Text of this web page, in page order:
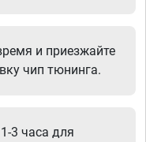
и приезжайте
чип тюнинга.
3 часа для